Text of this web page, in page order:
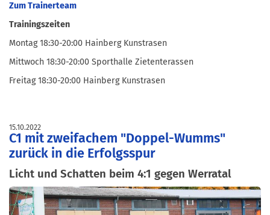
Zum Trainerteam
Trainingszeiten
Montag 18:30-20:00 Hainberg Kunstrasen
Mittwoch 18:30-20:00 Sporthalle Zietenterassen
Freitag 18:30-20:00 Hainberg Kunstrasen
15.10.2022
C1 mit zweifachem "Doppel-Wumms"
zurück in die Erfolgsspur
Licht und Schatten beim 4:1 gegen Werratal